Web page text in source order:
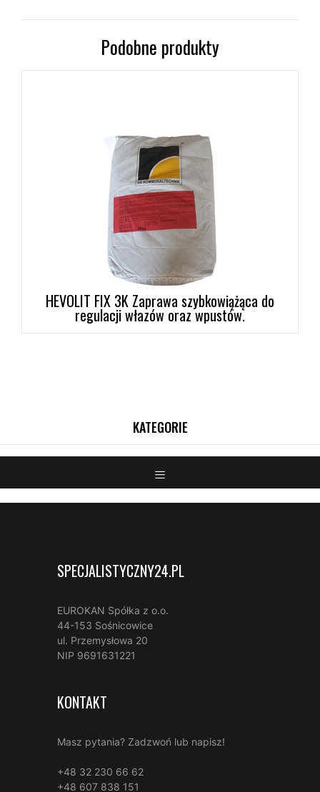
(Twitter)
Podobne produkty
HEVOLIT FIX 3K Zaprawa szybkowiążąca do
regulacji włazów oraz wpustów.
SPECJALISTYCZNY24.PL
EUROKAN Spółka z o.o.
44-153 Sośnicowice
ul. Przemysłowa 20
NIP 9691631221
KONTAKT
Masz pytania? Zadzwoń lub napisz!
+48 32 230 66 62
+48 607 838 151